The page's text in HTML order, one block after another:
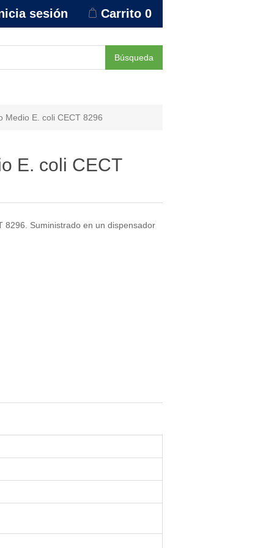
sesión Carrito 0
Búsqueda
Medio E. coli CECT 8296
E. coli CECT
8296. Suministrado en un dispensador